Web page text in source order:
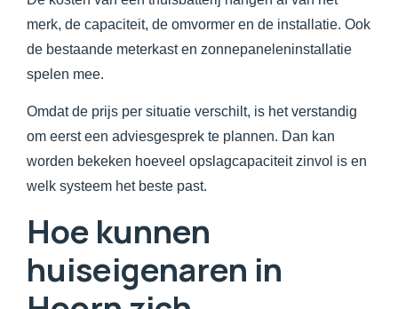
merk, de capaciteit, de omvormer en de installatie. Ook
de bestaande meterkast en zonnepaneleninstallatie
spelen mee.
Omdat de prijs per situatie verschilt, is het verstandig
om eerst een adviesgesprek te plannen. Dan kan
worden bekeken hoeveel opslagcapaciteit zinvol is en
welk systeem het beste past.
Hoe kunnen
huiseigenaren in